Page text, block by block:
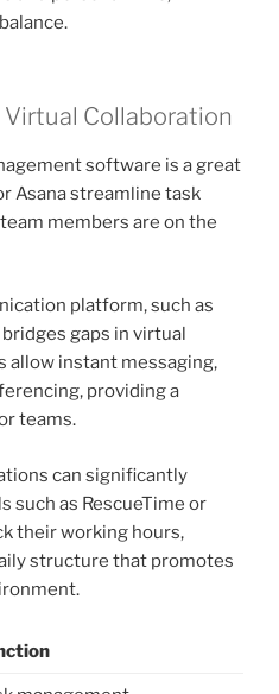
Collaboration
software is a great
Asana streamline task
members are on the
platform, such as
gaps in virtual
allow instant messaging,
providing a
teams.
can significantly
such as RescueTime or
their working hours,
structure that promotes